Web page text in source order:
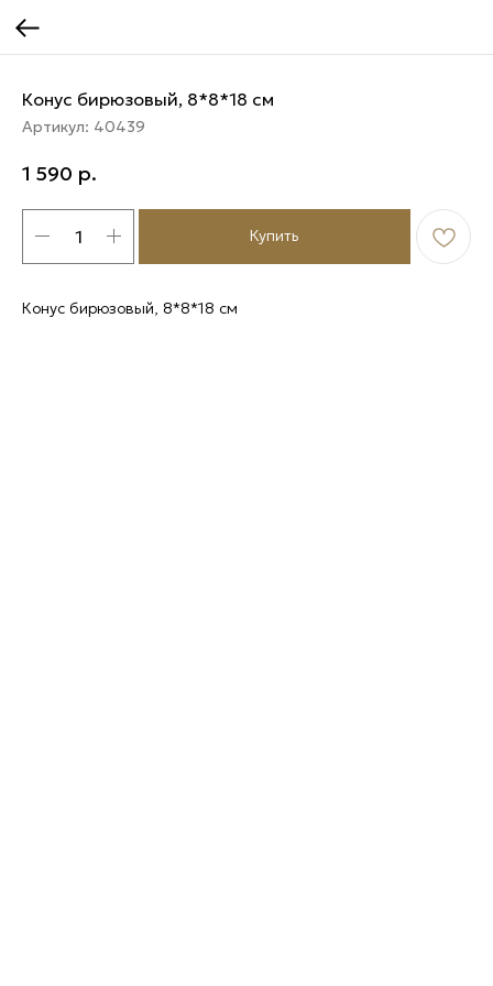
Конус бирюзовый, 8*8*18 см
Артикул: 40439
1 590 р.
Купить
Конус бирюзовый, 8*8*18 см